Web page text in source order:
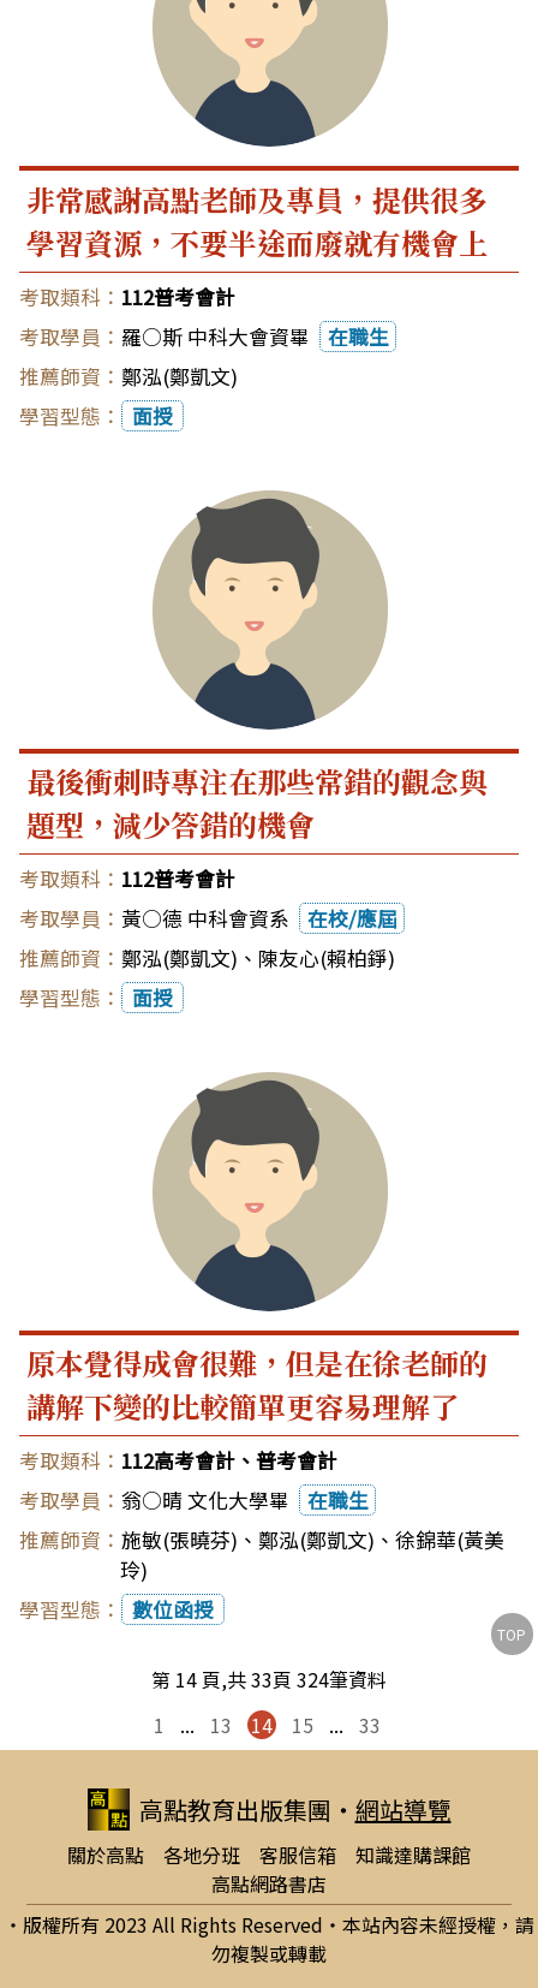
非常感謝高點老師及專員，提供很多
學習資源，不要半途而廢就有機會上
112普考會計
羅○斯 中科大會資畢
在職生
鄭泓(鄭凱文)
面授
最後衝刺時專注在那些常錯的觀念與
題型，減少答錯的機會
112普考會計
黃○德 中科會資系
在校/應屆
鄭泓(鄭凱文) 、 陳友心(賴柏錚)
面授
原本覺得成會很難，但是在徐老師的
講解下變的比較簡單更容易理解了
112高考會計、普考會計
翁○晴 文化大學畢
在職生
施敏(張曉芬) 、 鄭泓(鄭凱文) 、 徐錦華(黃美
玲)
數位函授
第 14 頁,共 33頁 324筆資料
1
... 13 14 15 ... 33
高點教育出版集團 ‧ 網站導覽
關於高點 各地分班 客服信箱
知識達購課館
高點網路書店
‧版權所有 2023 All Rights Reserved‧本站內容未經授權，請
勿複製或轉載
TOP